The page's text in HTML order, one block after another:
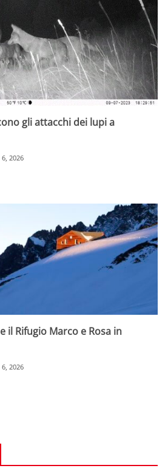
gli attacchi dei lupi a
2026
il Rifugio Marco e Rosa in
2026